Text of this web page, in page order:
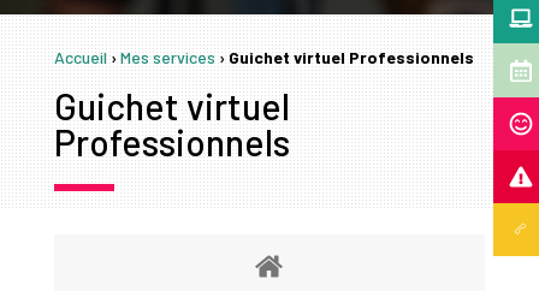
Accueil›Mes services›Guichet virtuel Professionnels
Guichet virtuel
Professionnels